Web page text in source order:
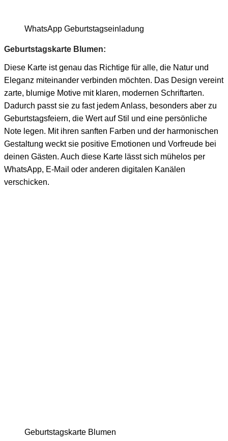
WhatsApp Geburtstagseinladung
Geburtstagskarte Blumen:
Diese Karte ist genau das Richtige für alle, die Natur und
Eleganz miteinander verbinden möchten. Das Design vereint
zarte, blumige Motive mit klaren, modernen Schriftarten.
Dadurch passt sie zu fast jedem Anlass, besonders aber zu
Geburtstagsfeiern, die Wert auf Stil und eine persönliche
Note legen. Mit ihren sanften Farben und der harmonischen
Gestaltung weckt sie positive Emotionen und Vorfreude bei
deinen Gästen. Auch diese Karte lässt sich mühelos per
WhatsApp, E-Mail oder anderen digitalen Kanälen
verschicken.
Geburtstagskarte Blumen